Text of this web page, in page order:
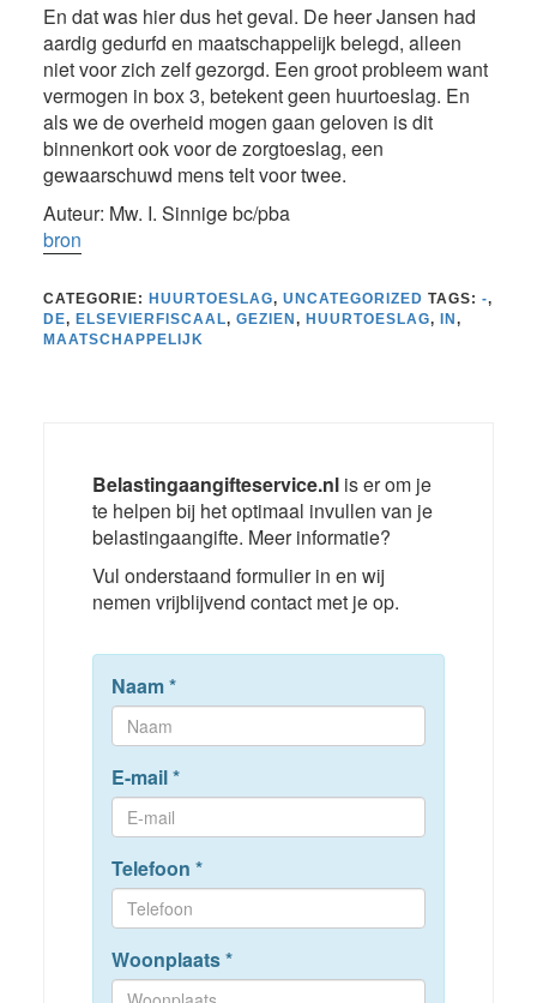
En dat was hier dus het geval. De heer Jansen had
aardig gedurfd en maatschappelijk belegd, alleen
niet voor zich zelf gezorgd. Een groot probleem want
vermogen in box 3, betekent geen huurtoeslag. En
als we de overheid mogen gaan geloven is dit
binnenkort ook voor de zorgtoeslag, een
gewaarschuwd mens telt voor twee.
Auteur: Mw. I. Sinnige bc/pba
bron
CATEGORIE: HUURTOESLAG, UNCATEGORIZED TAGS: -,
DE, ELSEVIERFISCAAL, GEZIEN, HUURTOESLAG, IN,
MAATSCHAPPELIJK
Belastingaangifteservice.nlis er om je
te helpen bij het optimaal invullen van je
belastingaangifte. Meer informatie?
Vul onderstaand formulier in en wij
nemen vrijblijvend contact met je op.
Naam*
E-mail*
Telefoon *
Woonplaats*